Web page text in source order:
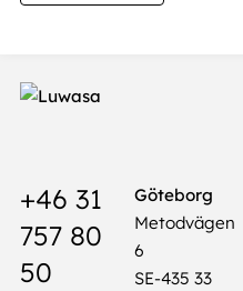
+46 31
757 80
50
Göteborg
Metodvägen
6
SE-435 33